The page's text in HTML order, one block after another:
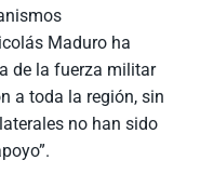
Maduro ha
de la fuerza militar
a toda la región, sin
no han sido